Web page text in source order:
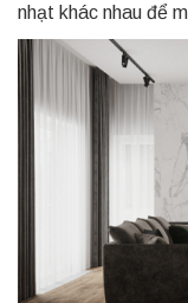
nhạt khác nhau để